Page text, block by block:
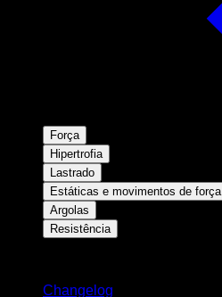
Força
Hipertrofia
Lastrado
Estáticas e movimentos de força
Argolas
Resistência
Changelog